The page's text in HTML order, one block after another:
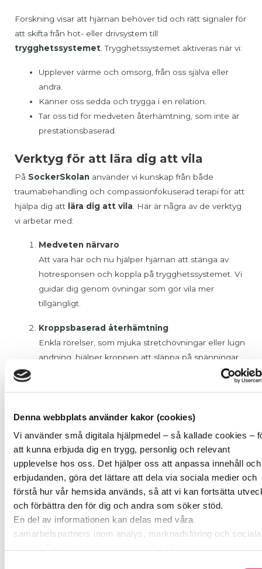
Denna webbplats använder kakor (cookies)
Vi använder små digitala hjälpmedel – så kallade cookies –
att kunna erbjuda dig en trygg, personlig och relevant
upplevelse hos oss. Det hjälper oss att anpassa innehåll och
erbjudanden, göra det lättare att dela via sociala medier och
förstå hur vår hemsida används, så att vi kan fortsätta
och förbättra den för dig och andra som söker stöd.
En del av informationen kan delas med våra
samarbetspartners inom analys, marknadsföring och sociala
Forskning visar att hjärnan behöver tid och rätt signaler för
att skifta från hot- eller drivsystem till
trygghetssystemet . Trygghetssystemet aktiveras när vi:
Upplever värme och omsorg, från oss själva eller
andra.
Känner oss sedda och trygga i en relation.
Tar oss tid för medveten återhämtning, som inte är
prestationsbaserad.
Verktyg för att lära dig att vila
På SockerSkolan använder vi kunskap från både
traumabehandling och compassionfokuserad terapi för att
hjälpa dig att lära dig att vila . Här är några av de verktyg
vi arbetar med:
Medveten närvaro
Att vara här och nu hjälper hjärnan att stänga av
hotresponsen och koppla på trygghetssystemet. Vi
guidar dig genom övningar som gör vila mer
tillgängligt.
Kroppsbaserad återhämtning
Enkla rörelser, som mjuka stretchövningar eller lugn
andning, hjälper kroppen att släppa på spänningar
Självmedkänsla och värme
med vänlighet och förståelse, vilket gör att vila
känns mindre hotfullt.
Relationer och gemenskap
Trygghet föds i relationer. Att ha någon att prata
med, dela tankar med, och känna sig förstådd av är
en av de mest kraftfulla friskfaktorerna.
Lär dig att vila med stöd från
SockerSkolan